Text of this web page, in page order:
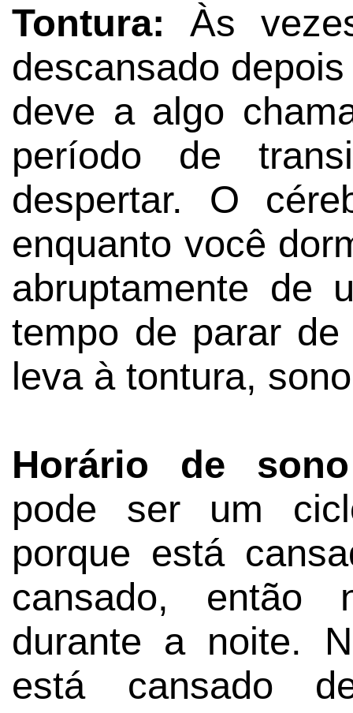
Tontura: Às
descansado
deve a algo
período de
despertar. O
enquanto você
abruptamente de
tempo de parar
leva à tontura,
Horário de
pode ser um
porque está
cansado, então
durante a noite.
está cansado